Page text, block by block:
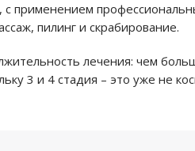
применением
пилинг и скрабирование.
лечения: чем
3 и 4 стадия – это уже не